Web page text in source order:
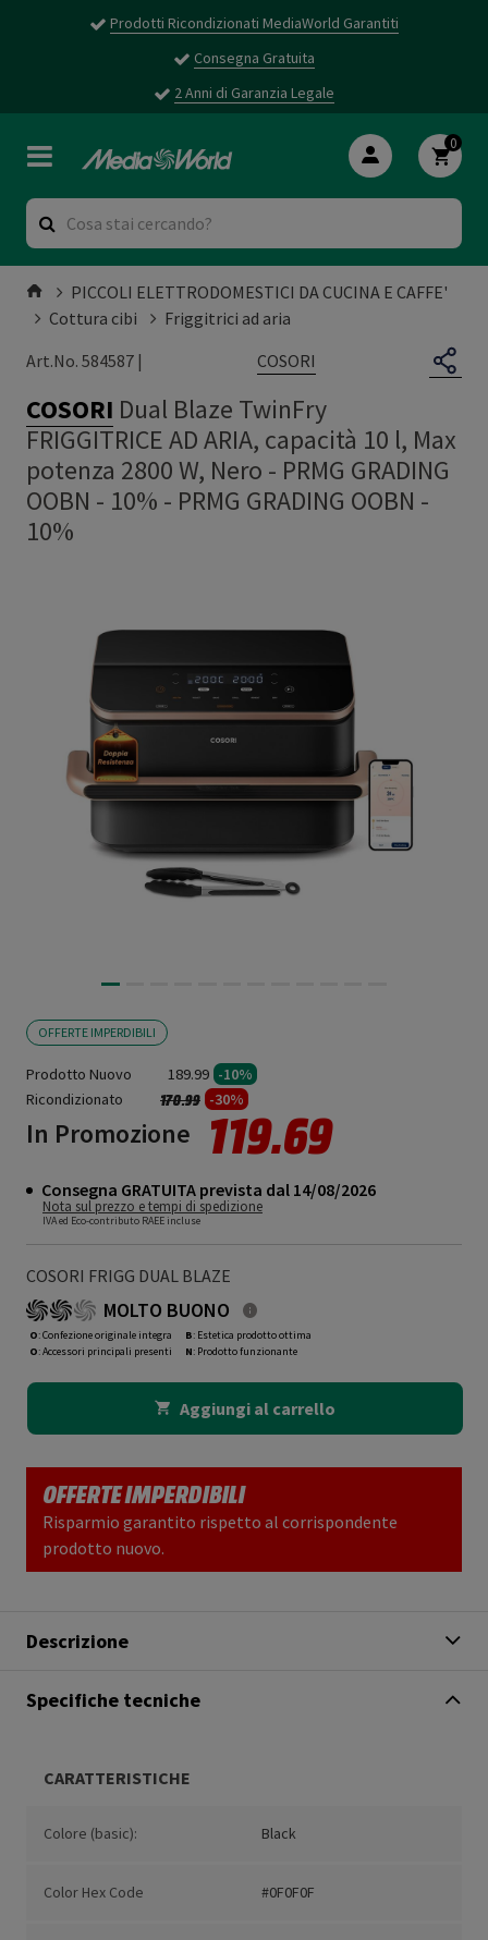
Prodotti Ricondizionati MediaWorld Garantiti
Consegna Gratuita
2 Anni di Garanzia Legale
0
PICCOLI ELETTRODOMESTICI DA CUCINA E CAFFE'
Cottura cibi
Friggitrici ad aria
Art.No. 584587 |
COSORI
COSORI Dual Blaze TwinFry
FRIGGITRICE AD ARIA, capacità 10 l, Max
potenza 2800 W, Nero - PRMG GRADING
OOBN - 10% - PRMG GRADING OOBN -
10%
OFFERTE IMPERDIBILI
Prodotto Nuovo 189.99 -10%
Ricondizionato
Prezzo ridotto da
170.99a -30%
In Promozione 119.69
Consegna GRATUITA prevista dal 14/08/2026
Nota sul prezzo e tempi di spedizione
IVA ed Eco-contributo RAEE incluse
COSORI FRIGG DUAL BLAZE
MOLTO BUONO
O: Confezione originale integra
O: Accessori principali presenti
B: Estetica prodotto ottima
N: Prodotto funzionante
Aggiungi al carrello
OFFERTE IMPERDIBILI
Risparmio garantito rispetto al corrispondente
prodotto nuovo.
Descrizione
Specifiche tecniche
CARATTERISTICHE
Colore (basic): Black
Color Hex Code #0F0F0F